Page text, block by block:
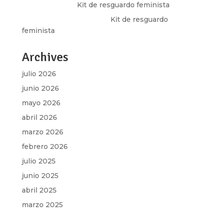
Kit de resguardo feminista
Kit de resguardo
feminista
Archives
julio 2026
junio 2026
mayo 2026
abril 2026
marzo 2026
febrero 2026
julio 2025
junio 2025
abril 2025
marzo 2025